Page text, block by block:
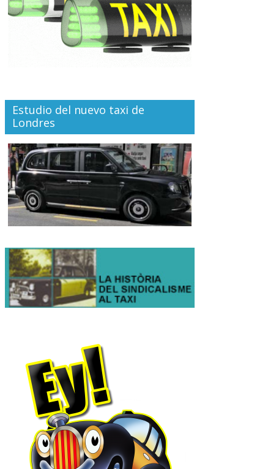
Estudio del nuevo taxi de
Londres